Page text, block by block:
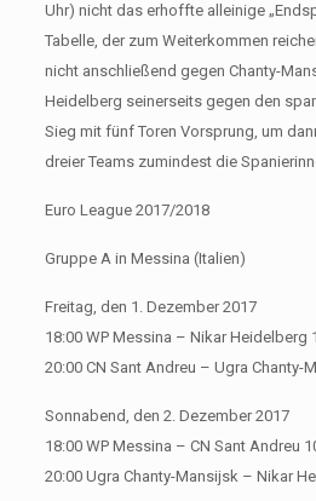
Uhr) nicht das erhoffte alleinige
Tabelle, der zum Weiterkommen
nicht anschließend gegen Chanty-
Heidelberg seinerseits gegen den
Sieg mit fünf Toren Vorsprung, um
dreier Teams zumindest die
Euro League 2017/2018
Gruppe A in Messina (Italien)
Freitag, den 1. Dezember 2017
18:00 WP Messina – Nikar Heidelberg
20:00 CN Sant Andreu – Ugra Chanty-
Sonnabend, den 2. Dezember 2017
18:00 WP Messina – CN Sant Andreu
20:00 Ugra Chanty-Mansijsk – Nikar